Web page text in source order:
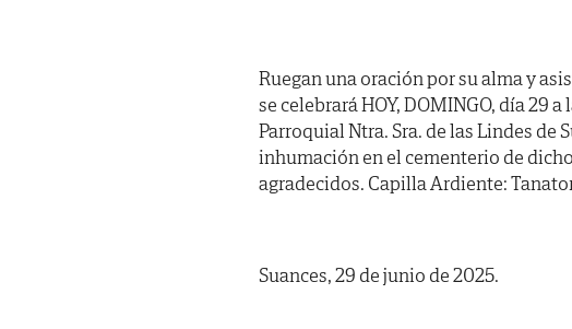
Ruegan una oración por su alma y
se celebrará HOY, DOMINGO, día 29
Parroquial Ntra. Sra. de las Lindes de
inhumación en el cementerio de
agradecidos. Capilla Ardiente:
Suances, 29 de junio de 2025.